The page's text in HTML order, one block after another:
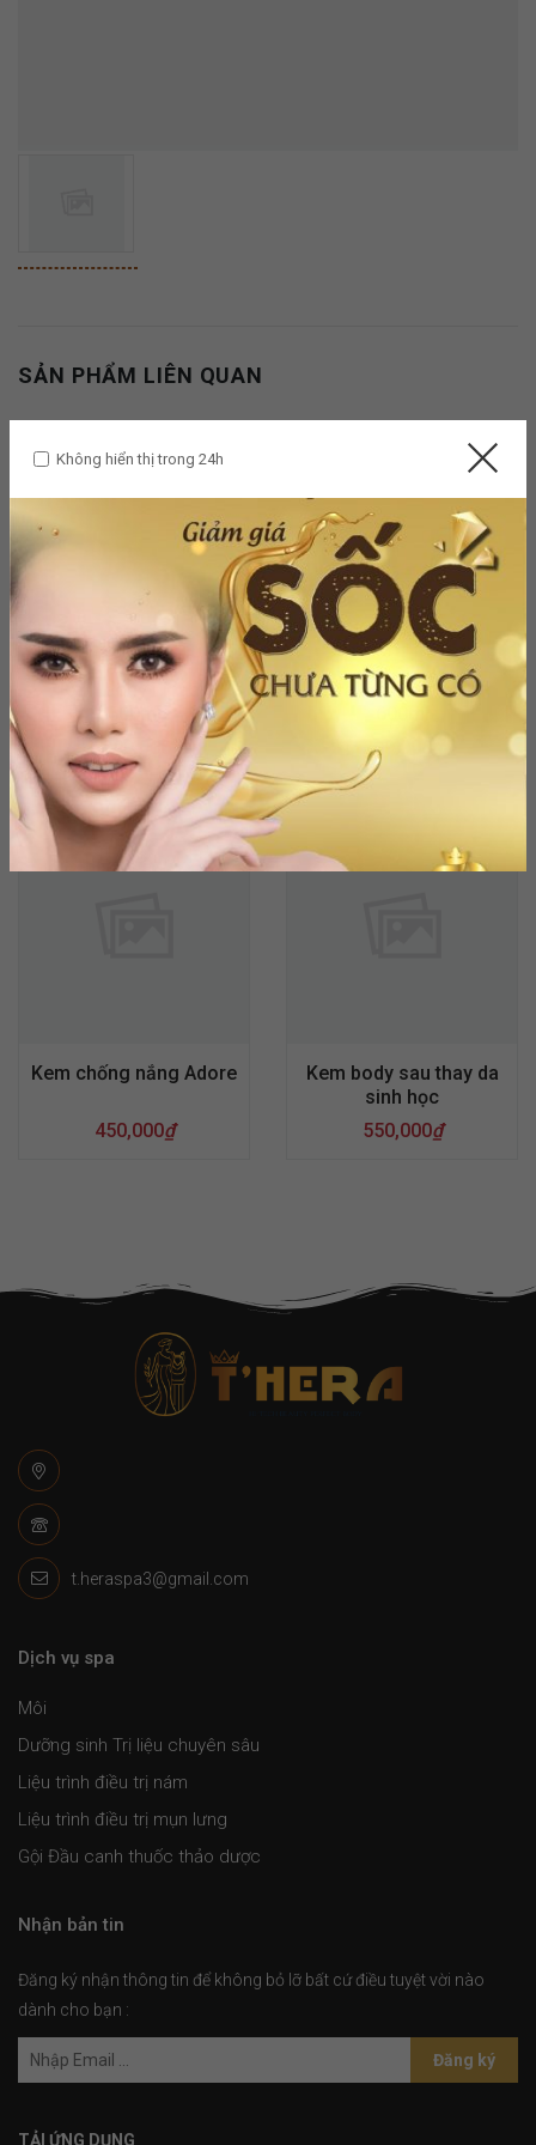
SẢN PHẨM LIÊN QUAN
Kem body Linday
500ml
1,200,000
₫
Sữa tắm Cúc la mã
600ml
289,000
Kem chống nắng Adore
450,000₫
Kem body sau thay da
sinh học
550,000₫
t.heraspa3@gmail.com
Dịch vụ spa
Môi
Dưỡng sinh Trị liệu chuyên sâu
Liệu trình điều trị nám
Liệu trình điều trị mụn lưng
Gội Đầu canh thuốc thảo dược
Nhận bản tin
Đăng ký nhận thông tin để không bỏ lỡ bất cứ điều tuyệt vời nào
dành cho bạn :
Đăng ký
TẢI ỨNG DỤNG
Không hiển thị trong 24h